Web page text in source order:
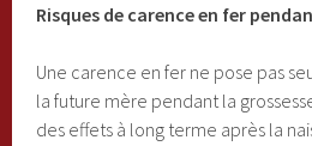
Risques de carence en fer
Une carence en fer ne pose pas
la future mère pendant la
des effets à long terme après la